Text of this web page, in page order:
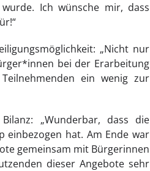
Ich wünsche mir, dass
„Nicht nur
bei der Erarbeitung
ein wenig zur
„Wunderbar, dass die
einbezogen hat. Am Ende war
gemeinsam mit Bürgerinnen
dieser Angebote sehr